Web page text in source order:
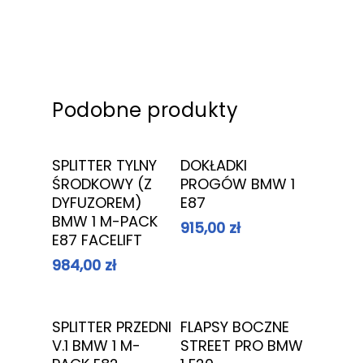
Podobne produkty
Dowiedz Się
Więcej
SPLITTER TYLNY
ŚRODKOWY (Z
DYFUZOREM)
BMW 1 M-PACK
E87 FACELIFT
984,00 zł
Dowiedz Się
Więcej
DOKŁADKI
PROGÓW BMW 1
E87
915,00 zł
Dowiedz Się
Więcej
SPLITTER PRZEDNI
V.1 BMW 1 M-
Dowiedz Się
Więcej
FLAPSY BOCZNE
STREET PRO BMW